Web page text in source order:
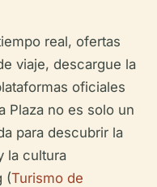
real, ofertas
viaje, descargue la
oficiales
Plaza no es solo un
para descubrir la
la cultura
(Turismo de